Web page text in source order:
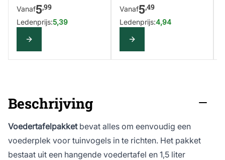
Vanaf5,99
Ledenprijs:5,39
Configure
Vanaf5,49
Ledenprijs:4,94
Configure
Beschrijving
Voedertafelpakketbevat alles om eenvoudig een
voederplek voor tuinvogels in te richten. Het pakket
bestaat uit een hangende voedertafel en 1,5 liter